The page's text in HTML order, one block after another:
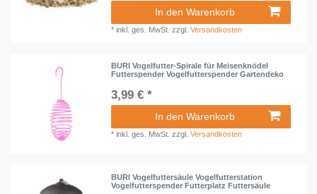
In den Warenkorb
*inkl. ges. MwSt. zzgl.Versandkosten
BURI Vogelfutter-Spirale für Meisenknödel
Futterspender Vogelfutterspender Gartendeko
3,99 € *
In den Warenkorb
*inkl. ges. MwSt. zzgl.Versandkosten
BURI Vogelfuttersäule Vogelfutterstation
Vogelfutterspender Futterplatz Futtersäule